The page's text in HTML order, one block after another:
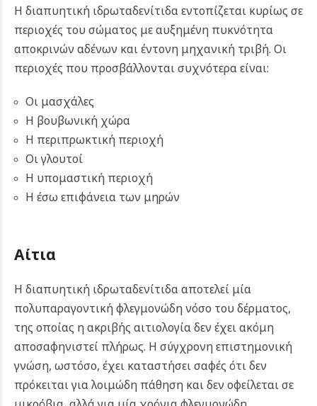
Η διαπυητική ιδρωταδενίτιδα εντοπίζεται κυρίως σε
περιοχές του σώματος με αυξημένη πυκνότητα
αποκρινών αδένων και έντονη μηχανική τριβή. Οι
περιοχές που προσβάλλονται συχνότερα είναι:
Οι μασχάλες
Η βουβωνική χώρα
Η περιπρωκτική περιοχή
Οι γλουτοί
Η υπομαστική περιοχή
Η έσω επιφάνεια των μηρών
Αίτια
Η διαπυητική ιδρωταδενίτιδα αποτελεί μία
πολυπαραγοντική φλεγμονώδη νόσο του δέρματος,
της οποίας η ακριβής αιτιολογία δεν έχει ακόμη
αποσαφηνιστεί πλήρως. Η σύγχρονη επιστημονική
γνώση, ωστόσο, έχει καταστήσει σαφές ότι δεν
πρόκειται για λοιμώδη πάθηση και δεν οφείλεται σε